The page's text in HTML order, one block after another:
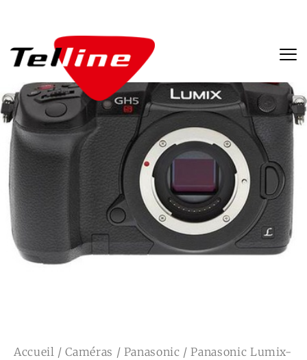
Accueil /Caméras / Panasonic / Panasonic Lumix-